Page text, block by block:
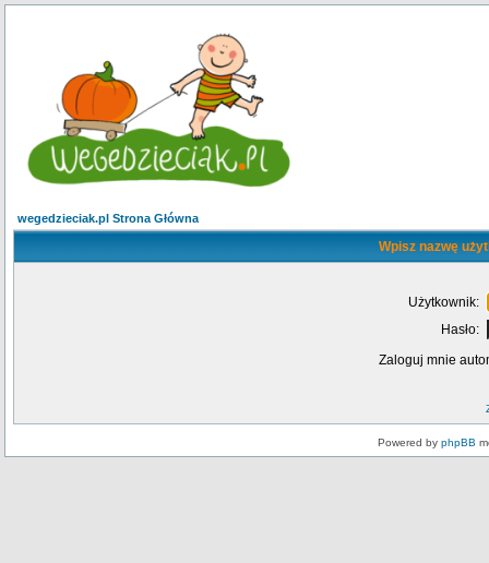
wegedzieciak.pl Strona Główna
Wpisz nazwę
Użytkownik:
Hasło:
Zaloguj mnie
Powered by phpBB